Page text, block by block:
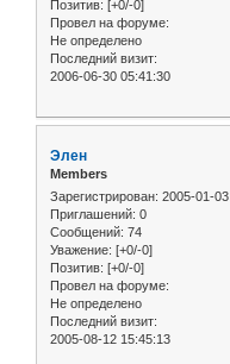
Позитив: [+0/-0]
Провел на форуме:
Не определено
Последний визит:
2006-06-30 05:41:30
Элен
Members
Зарегистрирован: 2005-01-03
Приглашений: 0
Сообщений: 74
Уважение: [+0/-0]
Позитив: [+0/-0]
Провел на форуме:
Не определено
Последний визит:
2005-08-12 15:45:13